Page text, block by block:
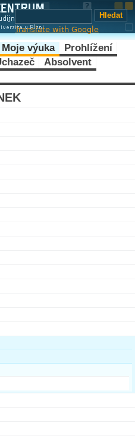
Translate with Google
Moje výuka
Prohlížení
Absolvent